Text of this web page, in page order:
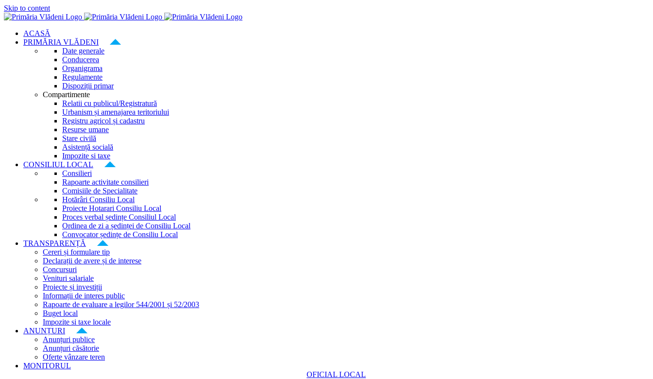
Skip to content
ACASĂ
PRIMĂRIA VLĂDENI
Date generale
Conducerea
Organigrama
Regulamente
Dispoziții primar
Compartimente
Relatii cu publicul/Registratură
Urbanism și amenajarea teritoriului
Registru agricol și cadastru
Resurse umane
Stare civilă
Asistență socială
Impozite si taxe
CONSILIUL LOCAL
Consilieri
Rapoarte activitate consilieri
Comisiile de Specialitate
Hotărâri Consiliu Local
Proiecte Hotarari Consiliu Local
Proces verbal ședințe Consiliul Local
Ordinea de zi a ședinței de Consiliu Local
Convocator ședințe de Consiliu Local
TRANSPARENȚĂ
Cereri și formulare tip
Declarații de avere și de interese
Concursuri
Venituri salariale
Proiecte și investiții
Informații de interes public
Rapoarte de evaluare a legilor 544/2001 și 52/2003
Buget local
Impozite si taxe locale
ANUNȚURI
Anunțuri publice
Anunțuri căsătorie
Oferte vânzare teren
MONITORUL
OFICIAL LOCAL